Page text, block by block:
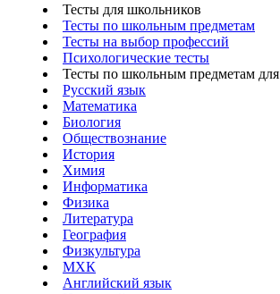
Тесты для школьников
Тесты по школьным предметам
Тесты на выбор профессий
Психологические тесты
Тесты по школьным предметам для
Русский язык
Математика
Биология
Обществознание
История
Химия
Информатика
Физика
Литература
География
Физкультура
МХК
Английский язык